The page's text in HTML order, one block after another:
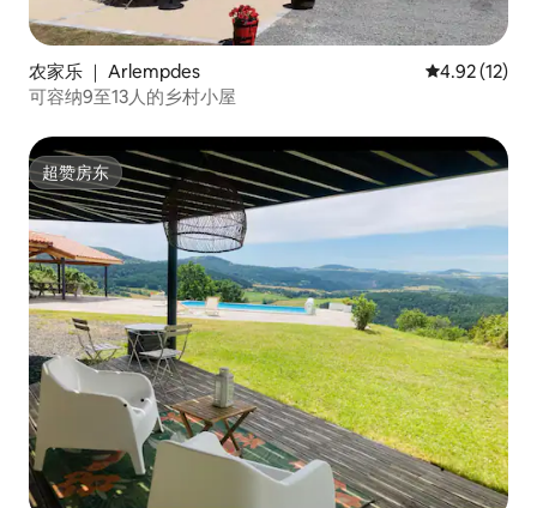
农家乐 ｜ Arlempdes 平均评分
4.92 (12)
可容纳9至13人的乡村小屋
超赞房东
超赞房东